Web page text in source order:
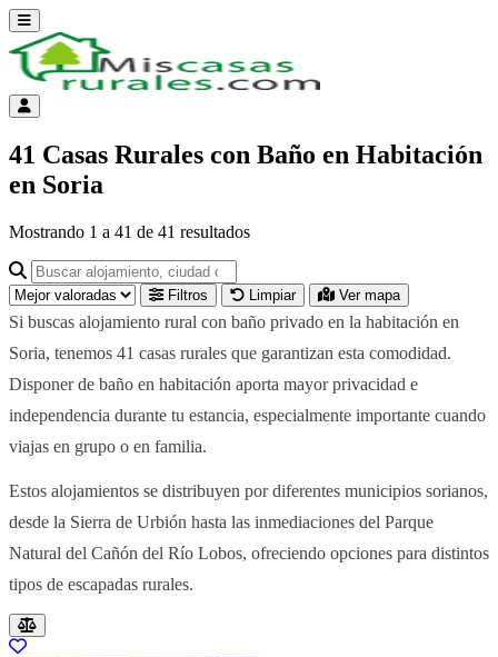
Abrir menú
Menú de cuenta
41 Casas Rurales con Baño en Habitación
en Soria
Mostrando 1 a 41 de 41 resultados
Buscar alojamiento, ciudad o provincia para ir a su página
Filtros Limpiar Ver mapa
Si buscas alojamiento rural con baño privado en la habitación en
Soria, tenemos 41 casas rurales que garantizan esta comodidad.
Disponer de baño en habitación aporta mayor privacidad e
independencia durante tu estancia, especialmente importante cuando
viajas en grupo o en familia.
Estos alojamientos se distribuyen por diferentes municipios sorianos,
desde la Sierra de Urbión hasta las inmediaciones del Parque
Natural del Cañón del Río Lobos, ofreciendo opciones para distintos
tipos de escapadas rurales.
Resultados del listado